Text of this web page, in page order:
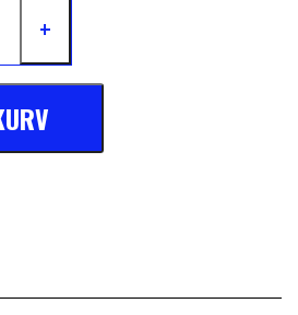
KØLETERAPI
GROOMING & STALD
EQUINE RYTTER
LIKIT
MUSTAD
+